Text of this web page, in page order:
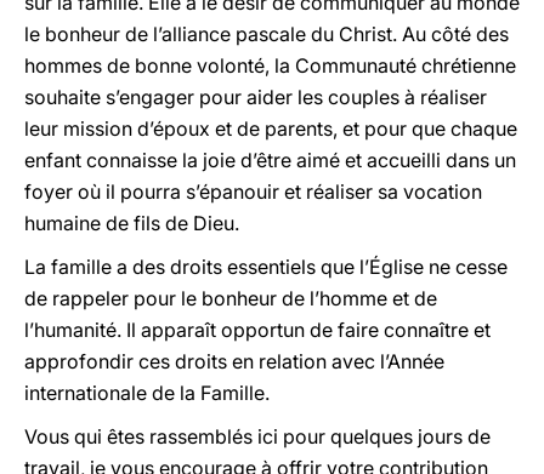
le bonheur de l’alliance pascale du Christ. Au côté des
hommes de bonne volonté, la Communauté chrétienne
souhaite s’engager pour aider les couples à réaliser
leur mission d’époux et de parents, et pour que chaque
enfant connaisse la joie d’être aimé et accueilli dans un
foyer où il pourra s’épanouir et réaliser sa vocation
humaine de fils de Dieu.
La famille a des droits essentiels que l’Église ne cesse
de rappeler pour le bonheur de l’homme et de
l’humanité. Il apparaît opportun de faire connaître et
approfondir ces droits en relation avec l’Année
internationale de la Famille.
Vous qui êtes rassemblés ici pour quelques jours de
travail, je vous encourage à offrir votre contribution